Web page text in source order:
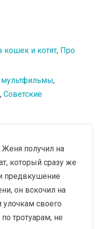
кошек и котят, Про
,
, Советские
получил на
который сразу же
предвкушение
он вскочил на
улочкам своего
тротуарам, не